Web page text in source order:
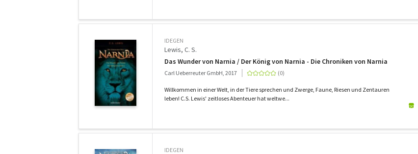
IDEGEN
Lewis, C. S.
Das Wunder von Narnia / Der König von Narnia - Die Chroniken von Narnia
Carl Ueberreuter GmbH, 2017
Willkommen in einer Welt, in der Tiere sprechen und Zwerge, Faune, Riesen und Zentauren
leben! C.S. Lewis' zeitloses Abenteuer hat weltwe...
IDEGEN